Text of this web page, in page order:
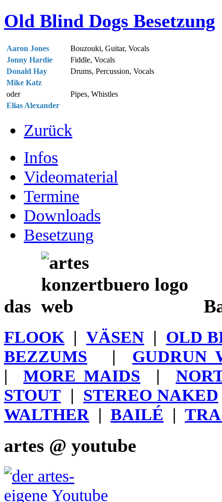
Old Blind Dogs Besetzung
Aaron Jones
Bouzouki, Guitar, Vocals
Jonny Hardie
Fiddle, Vocals
Donald Hay
Drums, Percussion, Vocals
Mike Katz
Pipes, Whistles
oder
Elias Alexander
Zurück
Infos
Videomaterial
Termine
Downloads
Besetzung
das
FLOOK | VÄSEN| OLD
BEZZUMS | GUDRUN
|MORE MAIDS |
STOUT | STEREO NAKED
WALTHER | BAILÉ |
artes @ youtube